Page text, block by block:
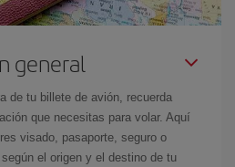
general
de tu billete de avión, recuerda
que necesitas para volar. Aquí
visado, pasaporte, seguro o
el origen y el destino de tu